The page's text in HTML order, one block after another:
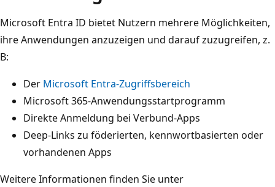
Microsoft Entra ID bietet Nutzern mehrere Möglichkeiten,
ihre Anwendungen anzuzeigen und darauf zuzugreifen, z.
B:
Der Microsoft Entra-Zugriffsbereich
Microsoft 365-Anwendungsstartprogramm
Direkte Anmeldung bei Verbund-Apps
Deep-Links zu föderierten, kennwortbasierten oder
vorhandenen Apps
Weitere Informationen finden Sie unter